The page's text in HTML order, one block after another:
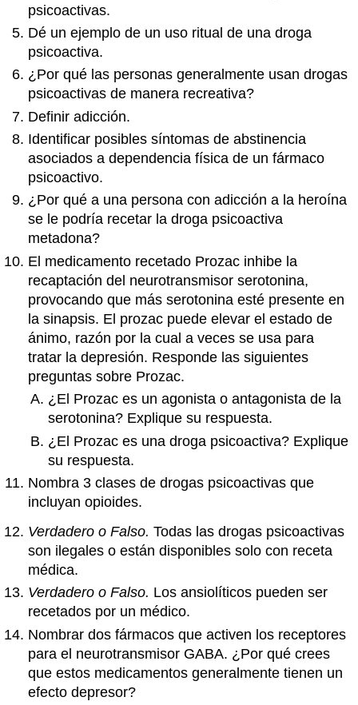
psicoactivas.
Dé un ejemplo de un uso ritual de una droga
psicoactiva.
¿Por qué las personas generalmente usan drogas
psicoactivas de manera recreativa?
Definir adicción.
Identificar posibles síntomas de abstinencia
asociados a dependencia física de un fármaco
psicoactivo.
¿Por qué a una persona con adicción a la heroína
se le podría recetar la droga psicoactiva
metadona?
El medicamento recetado Prozac inhibe la
recaptación del neurotransmisor serotonina,
provocando que más serotonina esté presente en
la sinapsis. El prozac puede elevar el estado de
ánimo, razón por la cual a veces se usa para
tratar la depresión. Responde las siguientes
preguntas sobre Prozac.
¿El Prozac es un agonista o antagonista de la
serotonina? Explique su respuesta.
¿El Prozac es una droga psicoactiva? Explique
su respuesta.
Nombra 3 clases de drogas psicoactivas que
incluyan opioides.
Verdadero o Falso.Todas las drogas psicoactivas
son ilegales o están disponibles solo con receta
médica.
Verdadero o Falso. Los ansiolíticos pueden ser
recetados por un médico.
Nombrar dos fármacos que activen los receptores
para el neurotransmisor GABA. ¿Por qué crees
que estos medicamentos generalmente tienen un
efecto depresor?